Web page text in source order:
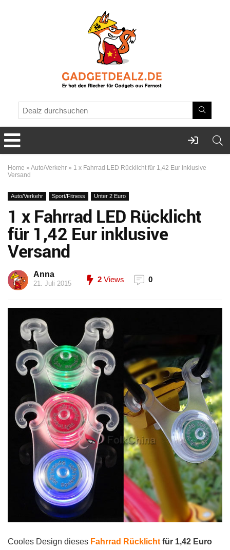
Home » Auto/Verkehr » 1 x Fahrrad LED Rücklicht für 1,42 Eur inklusive
Versand
Auto/Verkehr Sport/Fitness Unter 2 Euro
1 x Fahrrad LED Rücklicht
für 1,42 Eur inklusive
Versand
Anna
21. Juli 2015 2 Views 0
Cooles Design dieses Fahrrad Rücklicht für 1,42 Euro